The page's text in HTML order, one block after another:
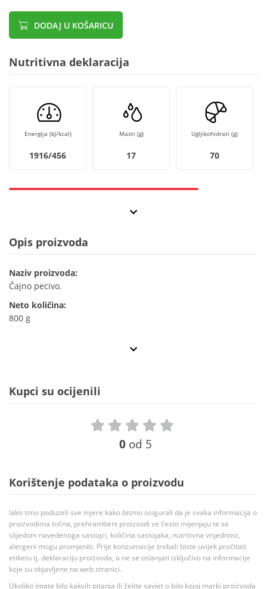
DODAJ U KOŠARICU
Nutritivna deklaracija
Energija (kJ/kcal)
1916/456
Masti (g)
17
Ugljikohidrati (g)
70
Opis proizvoda
Naziv proizvoda:
Čajno pecivo.
Neto količina:
800 g
Kupci su ocijenili
0 od 5
Korištenje podataka o proizvodu
Iako smo poduzeli sve mjere kako bismo osigurali da je svaka informacija o
proizvodima točna, prehrambeni proizvodi se često mijenjaju te se
slijedom navedenoga sastojci, količina sastojaka, nutritivna vrijednost,
alergeni mogu promjeniti. Prije konzumacije trebali biste uvijek pročitati
etiketu tj. deklaraciju proizvoda, a ne se oslanjati isključivo na informacije
koje su objavljene na web stranici.
Ukoliko imate bilo kakvih pitanja ili želite savjet o bilo kojoj marki proizvoda